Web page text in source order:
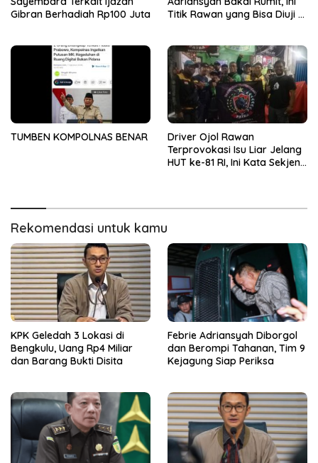
Gibran Berhadiah Rp100 Juta
Titik Rawan yang Bisa Diuji di
TUMBEN KOMPOLNAS BENAR
Driver Ojol Rawan
Terprovokasi Isu Liar Jelang
HUT ke-81 RI, Ini Kata Sekjend
Rekomendasi untuk kamu
KPK Geledah 3 Lokasi di
Bengkulu, Uang Rp4 Miliar
dan Barang Bukti Disita
Febrie Adriansyah Diborgol
dan Berompi Tahanan, Tim 9
Kejagung Siap Periksa